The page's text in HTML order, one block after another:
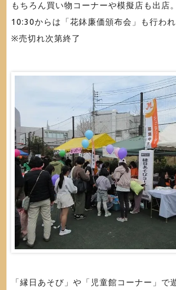
もちろん買い物コーナーや模擬店も出店。
10:30からは「花鉢廉価頒布会」も行われ
※売切れ次第終了
「縁日あそび」や「児童館コーナー」で